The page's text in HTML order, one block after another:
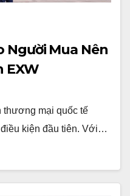
Người Mua Nên
EXW
thương mại quốc tế
điều kiện đầu tiên. Với…